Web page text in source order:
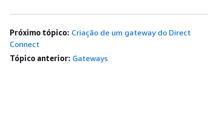
Próximo tópico: Criação de um gateway do Direct
Connect
Tópico anterior: Gateways